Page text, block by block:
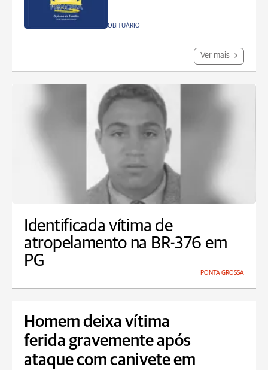
OBITUÁRIO
Ver mais
Identificada vítima de
atropelamento na BR-376 em
PG
PONTA GROSSA
Homem deixa vítima
ferida gravemente após
ataque com canivete em